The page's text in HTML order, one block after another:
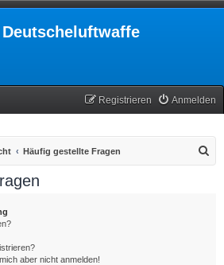
Anmelden
Registrieren
Häufig gestellte Fragen
aber nicht anmelden!